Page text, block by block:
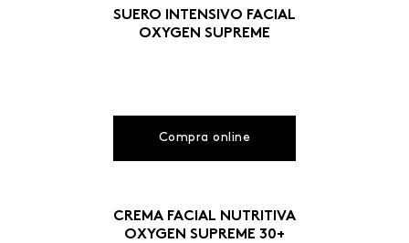
SUERO INTENSIVO FACIAL
OXYGEN SUPREME
Compra online
CREMA FACIAL NUTRITIVA
OXYGEN SUPREME 30+